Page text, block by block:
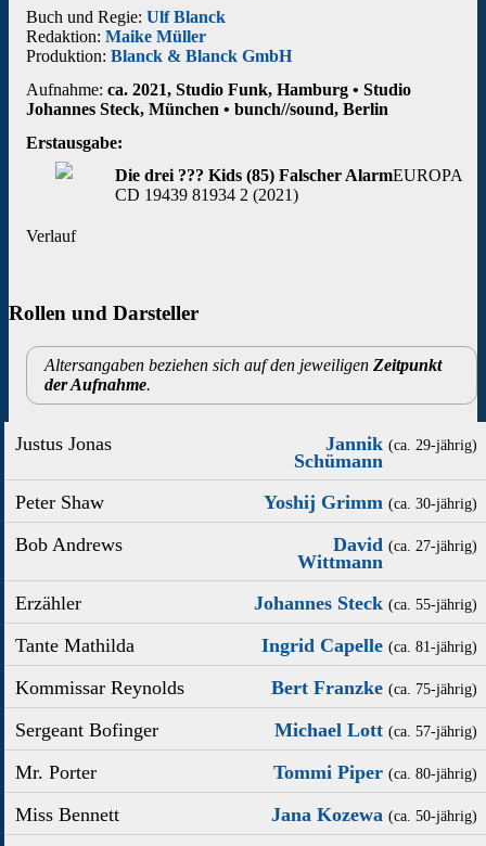
Buch und Regie: Ulf Blanck
Redaktion: Maike Müller
Produktion: Blanck & Blanck GmbH
Aufnahme: ca. 2021, Studio Funk, Hamburg • Studio
Johannes Steck, München • bunch//sound, Berlin
Erstausgabe:
Die drei ??? Kids (85) Falscher AlarmEUROPA
CD 19439 81934 2 (2021)
Verlauf
Rollen und Darsteller
Altersangaben beziehen sich auf den jeweiligen Zeitpunkt
der Aufnahme.
Justus Jonas
Jannik
Schümann
(ca. 29‑jährig)
Peter Shaw Yoshij Grimm (ca. 30‑jährig)
Bob Andrews
David
Wittmann
(ca. 27‑jährig)
Erzähler Johannes Steck (ca. 55‑jährig)
Tante Mathilda Ingrid Capelle (ca. 81‑jährig)
Kommissar Reynolds Bert Franzke (ca. 75‑jährig)
Sergeant Bofinger Michael Lott (ca. 57‑jährig)
Mr. Porter Tommi Piper (ca. 80‑jährig)
Miss Bennett Jana Kozewa (ca. 50‑jährig)